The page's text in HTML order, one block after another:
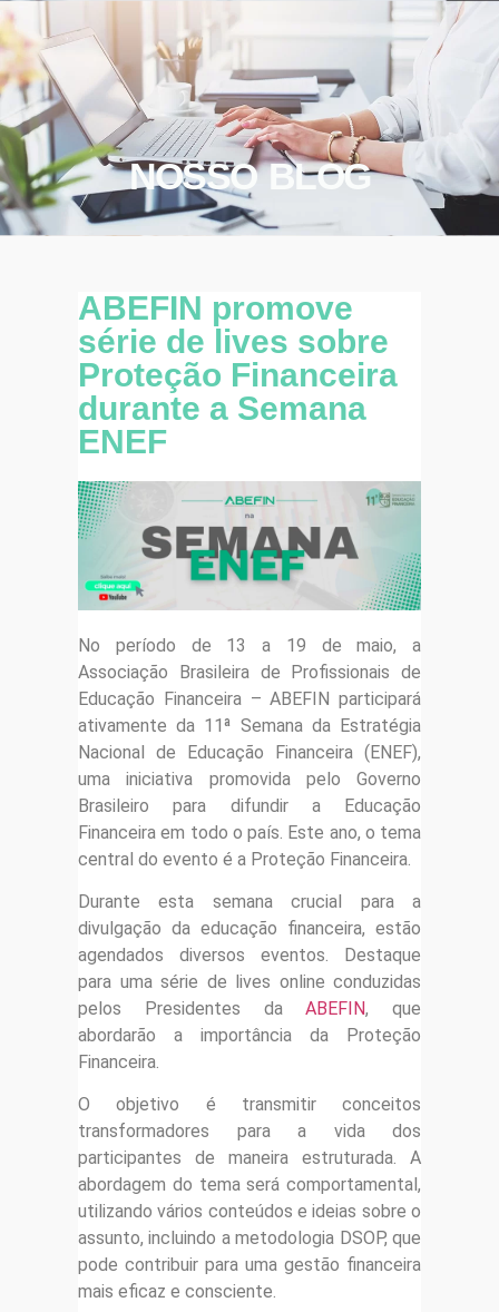
NOSSO BLOG
ABEFIN promove
série de lives sobre
Proteção Financeira
durante a Semana
ENEF
No período de 13 a 19 de maio, a
Associação Brasileira de Profissionais de
Educação Financeira – ABEFIN participará
ativamente da 11ª Semana da Estratégia
Nacional de Educação Financeira (ENEF),
uma iniciativa promovida pelo Governo
Brasileiro para difundir a Educação
Financeira em todo o país. Este ano, o tema
central do evento é a Proteção Financeira.
Durante esta semana crucial para a
divulgação da educação financeira, estão
agendados diversos eventos. Destaque
para uma série de lives online conduzidas
pelos Presidentes daABEFIN, que
abordarão a importância da Proteção
Financeira.
O objetivo é transmitir conceitos
transformadores para a vida dos
participantes de maneira estruturada. A
abordagem do tema será comportamental,
utilizando vários conteúdos e ideias sobre o
assunto, incluindo a metodologia DSOP, que
pode contribuir para uma gestão financeira
mais eficaz e consciente.